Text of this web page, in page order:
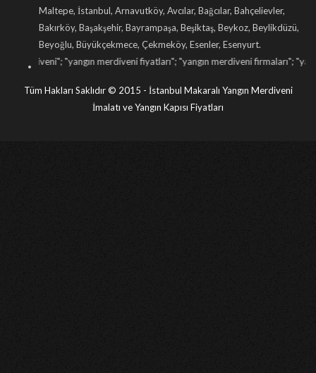
Maltepe, İstanbul, Arnavutköy, Avcılar, Bağcılar, Bahçelievler,
Bakırköy, Başakşehir, Bayrampaşa, Beşiktaş, Beykoz, Beylikdüzü,
Beyoğlu, Büyükçekmece, Çekmeköy, Esenler, Esenyurt.
yangın merdiveni fiyatları"; "yangın merdiveni firmaları"; "yangın merdiveni
Tüm Hakları Saklıdır © 2015 - İstanbul Makaralı Yangın Merdiveni
İmalatı ve Yangın Kapısı Fiyatları